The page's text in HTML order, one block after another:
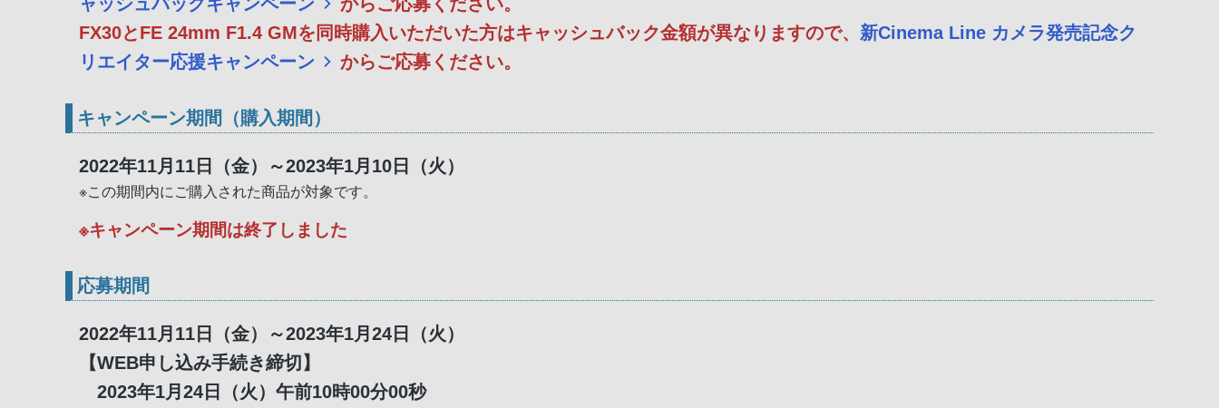
FX30とFE 24mm F1.4 GMを同時購入いただいた方はキャッシュバック金額が異なりますので、 新Cinema Line カメラ発売記念ク
リエイター応援キャンペーン
からご応募ください。
キャンペーン期間（購入期間）
2022年11月11日（金）～2023年1月10日（火）
※この期間内にご購入された商品が対象です。
※キャンペーン期間は終了しました
応募期間
2022年11月11日（金）～2023年1月24日（火）
【WEB申し込み手続き締切】
2023年1月24日（火）午前10時00分00秒